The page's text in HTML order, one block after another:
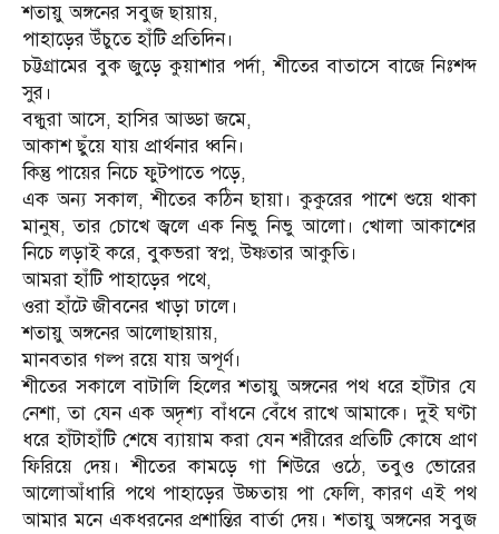
শতায়ু অঙ্গনের সবুজ ছায়ায়,
পাহাড়ের উঁচুতে হাঁটি প্রতিদিন।
চট্টগ্রামের বুক জুড়ে কুয়াশার পর্দা, শীতের বাতাসে বাজে নিঃশব্দ
সুর।
বন্ধুরা আসে, হাসির আড্ডা জমে,
আকাশ ছুঁয়ে যায় প্রার্থনার ধ্বনি।
কিন্তু পায়ের নিচে ফুটপাতে পড়ে,
এক অন্য সকাল, শীতের কঠিন ছায়া। কুকুরের পাশে শুয়ে থাকা
মানুষ, তার চোখে জ্বলে এক নিভু নিভু আলো। খোলা আকাশের
নিচে লড়াই করে, বুকভরা স্বপ্ন, উষ্ণতার আকুতি।
আমরা হাঁটি পাহাড়ের পথে,
ওরা হাঁটে জীবনের খাড়া ঢালে।
শতায়ু অঙ্গনের আলোছায়ায়,
মানবতার গল্প রয়ে যায় অপূর্ণ।
শীতের সকালে বাটালি হিলের শতায়ু অঙ্গনের পথ ধরে হাঁটার যে
নেশা, তা যেন এক অদৃশ্য বাঁধনে বেঁধে রাখে আমাকে। দুই ঘণ্টা
ধরে হাঁটাহাঁটি শেষে ব্যায়াম করা যেন শরীরের প্রতিটি কোষে প্রাণ
ফিরিয়ে দেয়। শীতের কামড়ে গা শিউরে ওঠে, তবুও ভোরের
আলোআঁধারি পথে পাহাড়ের উচ্চতায় পা ফেলি, কারণ এই পথ
আমার মনে একধরনের প্রশান্তির বার্তা দেয়। শতায়ু অঙ্গনের সবুজ